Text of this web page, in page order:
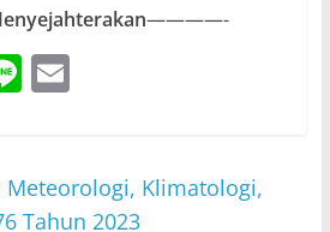
————-
Li E
l
Meteorologi, Klimatologi,
Tahun 2023